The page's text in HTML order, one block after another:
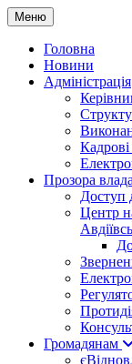
Меню
Головна
Новини
Адміністрація
Прозора влада
Доступ
Центр
Громадянам